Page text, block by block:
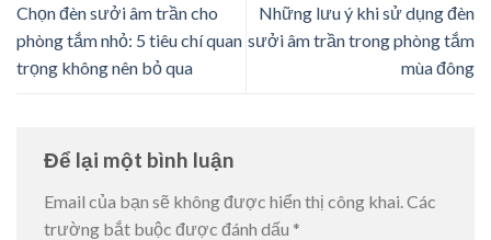
Chọn đèn sưởi âm trần cho
phòng tắm nhỏ: 5 tiêu chí quan
trọng không nên bỏ qua
Những lưu ý khi sử dụng đèn
sưởi âm trần trong phòng tắm
mùa đông
Để lại một bình luận
Email của bạn sẽ không được hiển thị công khai. Các
trường bắt buộc được đánh dấu *